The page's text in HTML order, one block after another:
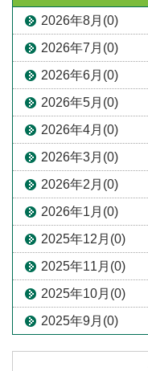
2026年8月(0)
2026年7月(0)
2026年6月(0)
2026年5月(0)
2026年4月(0)
2026年3月(0)
2026年2月(0)
2026年1月(0)
2025年12月(0)
2025年11月(0)
2025年10月(0)
2025年9月(0)